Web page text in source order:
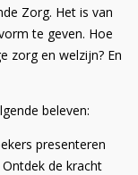
Zorg. Het is van
te geven. Hoe
zorg en welzijn? En
beleven:
presenteren
de kracht